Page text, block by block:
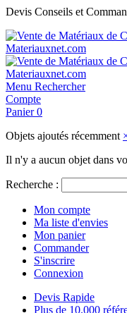
Devis Conseils et
Menu Rechercher
Compte
Panier 0
Objets ajoutés récemment
Il n'y a aucun objet dans
Recherche :
Mon compte
Ma liste d'envies
Mon panier
Commander
S'inscrire
Connexion
Devis Rapide
Plus de 10.000